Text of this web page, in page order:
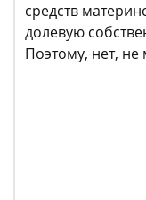
средств
долевую
Поэтому, нет, не